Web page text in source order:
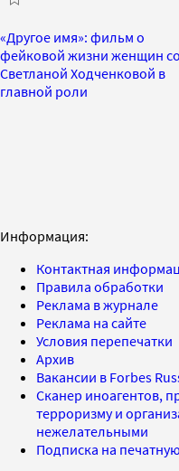
«Другое имя»: фильм о
фейковой жизни женщин со
Светланой Ходченковой в
главной роли
Информация:
Контактная
Правила обработки
Реклама в журнале
Реклама на сайте
Условия перепечатки
Архив
Вакансии в Forbes
Сканер иноагентов,
терроризму и
нежелательными
Подписка на